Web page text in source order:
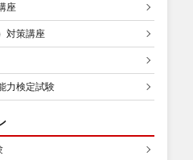
座
対策講座
力検定試験